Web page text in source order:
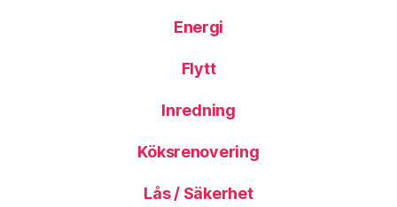
Energi
Flytt
Inredning
Köksrenovering
Lås / Säkerhet